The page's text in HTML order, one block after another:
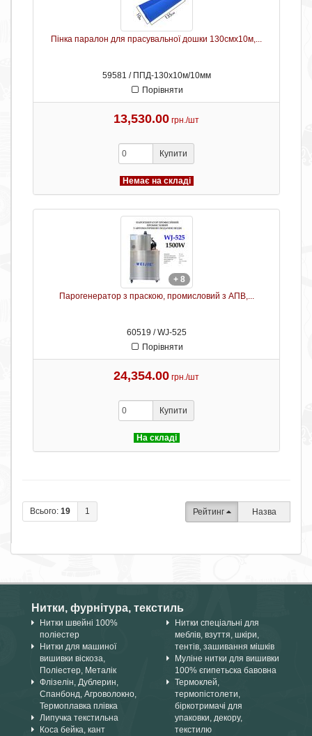
Пінка паралон для прасувальної дошки 130смх10м,...
59581 / ППД-130х10м/10мм
Порівняти
13,530.00 грн./шт
Купити
Немає на складі
+ 8
Парогенератор з праскою, промисловий з АПВ,...
60519 / WJ-525
Порівняти
24,354.00 грн./шт
Купити
На складі
Всього: 19 1 Рейтинг Назва
Нитки, фурнітура, текстиль
Нитки швейні 100%
поліестер
Нитки для машиної
вишивки віскоза,
Поліестер, Металік
Флізелін, Дублерин,
Спанбонд, Агроволокно,
Термоплавка плівка
Липучка текстильна
Коса бейка, кант
Нитки спеціальні для
меблів, взуття, шкіри,
тентів, зашивання мішків
Муліне нитки для вишивки
100% єгипетьска бавовна
Термоклей,
термопістолети,
біркотримачі для
упаковки, декору,
текстилю